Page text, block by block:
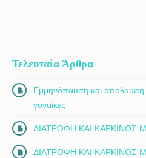
Τελευταία Άρθρα
Εμμηνόπαυση και απόλαυση
γυναίκες
ΔΙΑΤΡΟΦΗ ΚΑΙ ΚΑΡΚΙΝΟΣ
ΔΙΑΤΡΟΦΗ ΚΑΙ ΚΑΡΚΙΝΟΣ